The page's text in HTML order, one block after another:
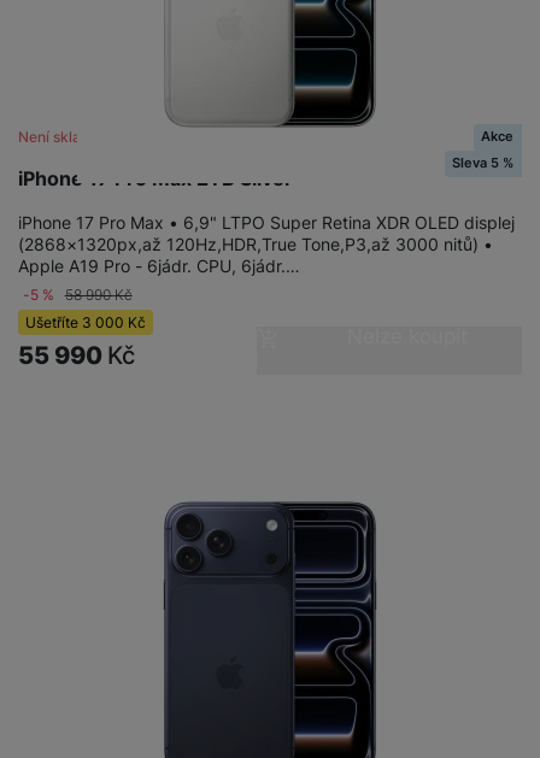
iPhone 17 Pro Max 2TB Silver
Není skladem
Akce
Sleva 5 %
iPhone 17 Pro Max • 6,9" LTPO Super Retina XDR OLED displej
(2868×1320px,až 120Hz,HDR,True Tone,P3,až 3000 nitů) •
Apple A19 Pro - 6jádr. CPU, 6jádr.…
-5 % 58 990Kč
Ušetříte 3 000 Kč
55 990 Kč